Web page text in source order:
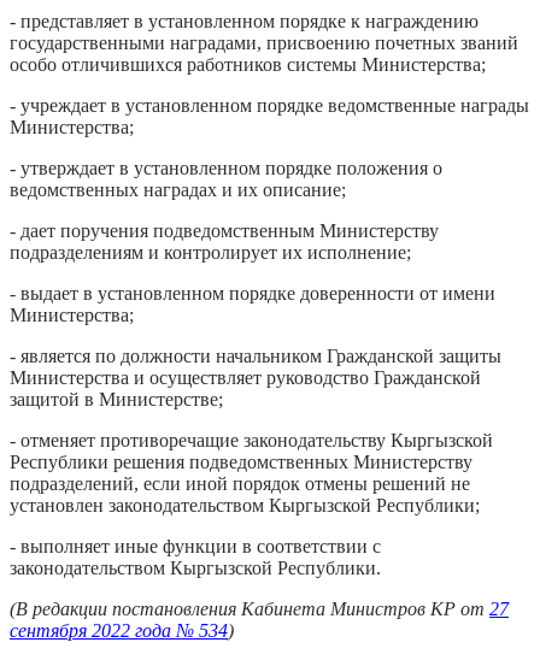
- представляет в установленном порядке к награждению
государственными наградами, присвоению почетных званий
особо отличившихся работников системы Министерства;
- учреждает в установленном порядке ведомственные награды
Министерства;
- утверждает в установленном порядке положения о
ведомственных наградах и их описание;
- дает поручения подведомственным Министерству
подразделениям и контролирует их исполнение;
- выдает в установленном порядке доверенности от имени
Министерства;
- является по должности начальником Гражданской защиты
Министерства и осуществляет руководство Гражданской
защитой в Министерстве;
- отменяет противоречащие законодательству Кыргызской
Республики решения подведомственных Министерству
подразделений, если иной порядок отмены решений не
установлен законодательством Кыргызской Республики;
- выполняет иные функции в соответствии с
законодательством Кыргызской Республики.
(В редакции постановления Кабинета Министров КР от 27
сентября 2022 года № 534)